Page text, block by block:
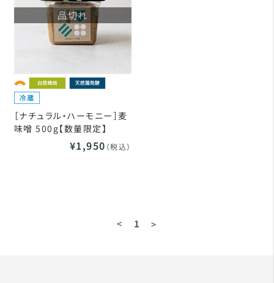
品切れ
［ナチュラル・ハーモニー］麦
味噌 500g【数量限定】
¥1,950 （税込）
< 1 >